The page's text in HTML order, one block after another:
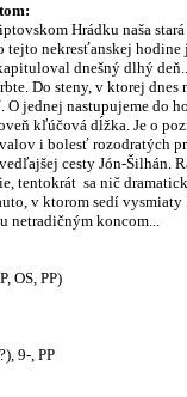
Hrádku naša
tejto nekresťanskej
dnešný dlhý
Do steny, v ktorej
jednej nastupujeme do
kľúčová dĺžka. Je o
i bolesť rozodratých
cesty Jón-Šilhán.
tentokrát sa nič
v ktorom sedí
netradičným koncom...
OS, PP)
9-, PP